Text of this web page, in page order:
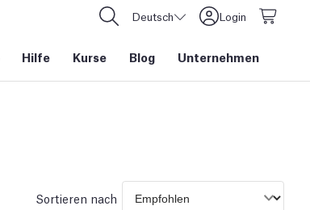
Deutsch Login
Hilfe Kurse Blog Unternehmen
Sortieren nach